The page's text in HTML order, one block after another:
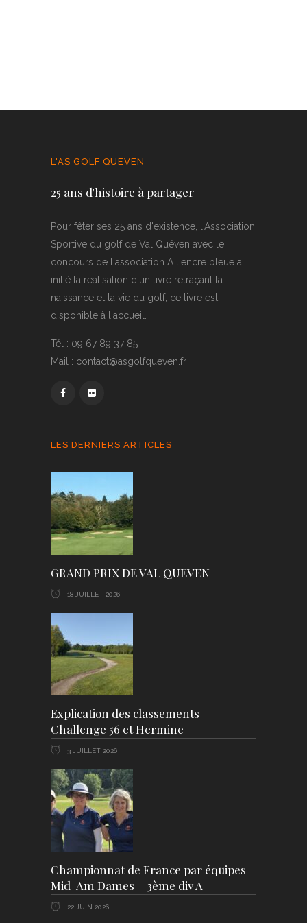
L'AS GOLF QUEVEN
25 ans d'histoire à partager
Pour fêter ses 25 ans d'existence, l'Association
Sportive du golf de Val Quéven avec le
concours de l'association A l'encre bleue a
initié la réalisation d'un livre retraçant la
naissance et la vie du golf, ce livre est
disponible à l'accueil.
Tél : 09 67 89 37 85
Mail : contact@asgolfqueven.fr
LES DERNIERS ARTICLES
GRAND PRIX DE VAL QUEVEN
18 JUILLET 2026
Explication des classements
Challenge 56 et Hermine
3 JUILLET 2026
Championnat de France par équipes
Mid-Am Dames – 3ème div A
22 JUIN 2026